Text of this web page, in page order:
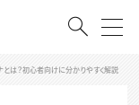
とは？初心者向けに分かりやすく解説